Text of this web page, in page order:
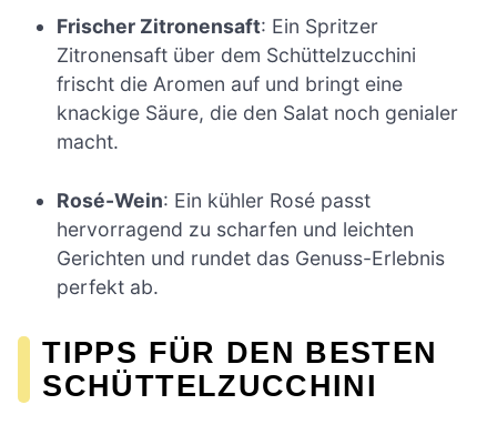
Frischer Zitronensaft: Ein Spritzer
Zitronensaft über dem Schüttelzucchini
frischt die Aromen auf und bringt eine
knackige Säure, die den Salat noch genialer
macht.
Rosé-Wein: Ein kühler Rosé passt
hervorragend zu scharfen und leichten
Gerichten und rundet das Genuss-Erlebnis
perfekt ab.
TIPPS FÜR DEN BESTEN
SCHÜTTELZUCCHINI